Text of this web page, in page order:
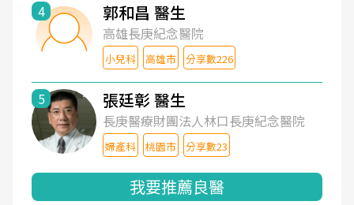
4 郭和昌 醫生
高雄長庚紀念醫院
小兒科 高雄市 分享數226
5 張廷彰 醫生
長庚醫療財團法人林口長庚紀念醫院
婦產科 桃園市 分享數23
我要推薦良醫